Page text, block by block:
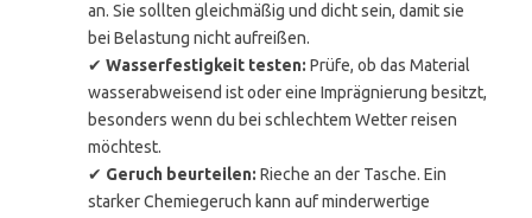
an. Sie sollten gleichmäßig und dicht sein, damit sie
bei Belastung nicht aufreißen.
✔ Wasserfestigkeit testen: Prüfe, ob das Material
wasserabweisend ist oder eine Imprägnierung besitzt,
besonders wenn du bei schlechtem Wetter reisen
möchtest.
✔ Geruch beurteilen: Rieche an der Tasche. Ein
starker Chemiegeruch kann auf minderwertige